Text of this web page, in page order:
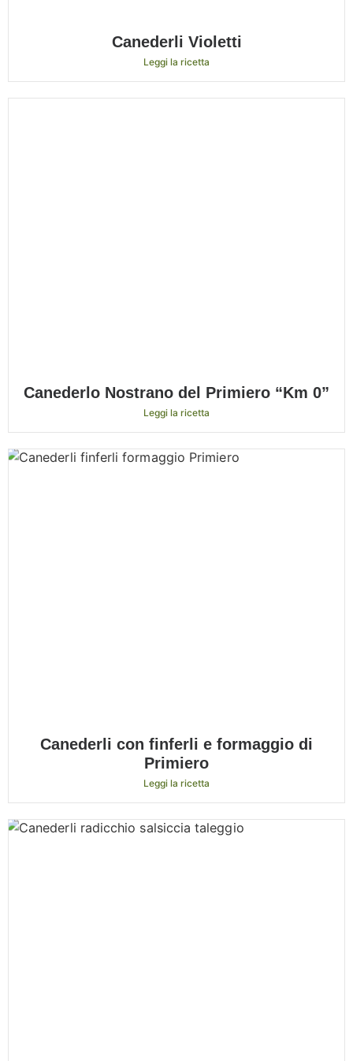
Canederli Violetti
Leggi la ricetta
Canederlo Nostrano del Primiero “Km 0”
Leggi la ricetta
Canederli con finferli e formaggio di
Primiero
Leggi la ricetta